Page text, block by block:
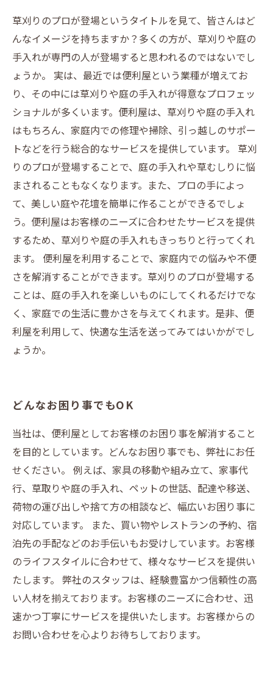
草刈りのプロが登場というタイトルを見て、皆さんはど
んなイメージを持ちますか？多くの方が、草刈りや庭の
手入れが専門の人が登場すると思われるのではないでし
ょうか。 実は、最近では便利屋という業種が増えてお
り、その中には草刈りや庭の手入れが得意なプロフェッ
ショナルが多くいます。便利屋は、草刈りや庭の手入れ
はもちろん、家庭内での修理や掃除、引っ越しのサポー
トなどを行う総合的なサービスを提供しています。 草刈
りのプロが登場することで、庭の手入れや草むしりに悩
まされることもなくなります。また、プロの手によっ
て、美しい庭や花壇を簡単に作ることができるでしょ
う。便利屋はお客様のニーズに合わせたサービスを提供
するため、草刈りや庭の手入れもきっちりと行ってくれ
ます。 便利屋を利用することで、家庭内での悩みや不便
さを解消することができます。草刈りのプロが登場する
ことは、庭の手入れを楽しいものにしてくれるだけでな
く、家庭での生活に豊かさを与えてくれます。是非、便
利屋を利用して、快適な生活を送ってみてはいかがでし
ょうか。
どんなお困り事でもOK
当社は、便利屋としてお客様のお困り事を解消すること
を目的としています。どんなお困り事でも、弊社にお任
せください。 例えば、家具の移動や組み立て、家事代
行、草取りや庭の手入れ、ペットの世話、配達や移送、
荷物の運び出しや捨て方の相談など、幅広いお困り事に
対応しています。 また、買い物やレストランの予約、宿
泊先の手配などのお手伝いもお受けしています。お客様
のライフスタイルに合わせて、様々なサービスを提供い
たします。 弊社のスタッフは、経験豊富かつ信頼性の高
い人材を揃えております。お客様のニーズに合わせ、迅
速かつ丁寧にサービスを提供いたします。お客様からの
お問い合わせを心よりお待ちしております。